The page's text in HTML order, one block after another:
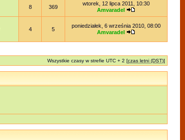
8 369
wtorek, 12 lipca 2011, 10:30
Amvaradel
4 5
poniedziałek, 6 września 2010, 08:00
Amvaradel
Wszystkie czasy w strefie UTC + 2 [czas letni (DST)]